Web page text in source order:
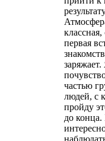
классная,
первая
частью
людей, с
пройду
до